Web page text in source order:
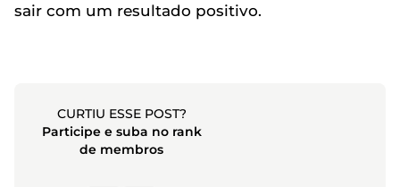
sair com um resultado positivo.
CURTIU ESSE POST?
Participe e suba no rank
de membros